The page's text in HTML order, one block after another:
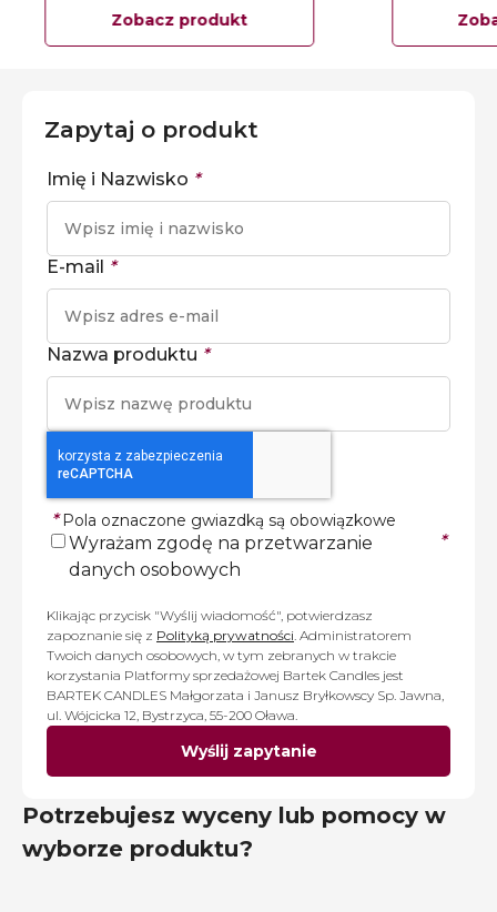
Zobacz produkt
Zapytaj o produkt
Imię i Nazwisko *
E-mail *
Nazwa produktu *
* Pola oznaczone gwiazdką są obowiązkowe
Wyrażam zgodę na przetwarzanie
danych osobowych
*
Klikając przycisk "Wyślij wiadomość", potwierdzasz
zapoznanie się z Polityką prywatności . Administratorem
Twoich danych osobowych, w tym zebranych w trakcie
korzystania Platformy sprzedażowej Bartek Candles jest
BARTEK CANDLES Małgorzata i Janusz Bryłkowscy Sp. Jawna,
ul. Wójcicka 12, Bystrzyca, 55-200 Oława.
Wyślij zapytanie
Potrzebujesz wyceny lub pomocy w
wyborze produktu?